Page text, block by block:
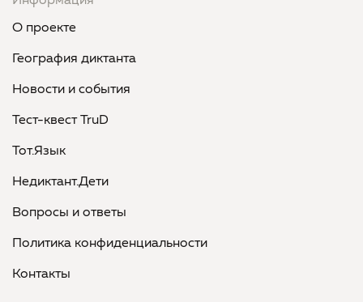
О проекте
География диктанта
Новости и события
Тест-квест TruD
Тот.Язык
Недиктант.Дети
Вопросы и ответы
Политика конфиденциальности
Контакты